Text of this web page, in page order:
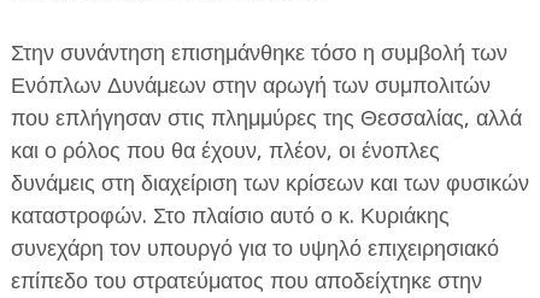
Στην συνάντηση επισημάνθηκε τόσο η συμβολή των
Ενόπλων Δυνάμεων στην αρωγή των συμπολιτών
που επλήγησαν στις πλημμύρες της Θεσσαλίας, αλλά
και ο ρόλος που θα έχουν, πλέον, οι ένοπλες
δυνάμεις στη διαχείριση των κρίσεων και των φυσικών
καταστροφών. Στο πλαίσιο αυτό ο κ. Κυριάκης
συνεχάρη τον υπουργό για το υψηλό επιχειρησιακό
επίπεδο του στρατεύματος που αποδείχτηκε στην